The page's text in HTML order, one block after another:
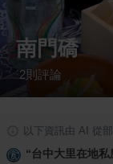
南門礄
·2則評論
以下資訊由 AI 從
“台中大里在地